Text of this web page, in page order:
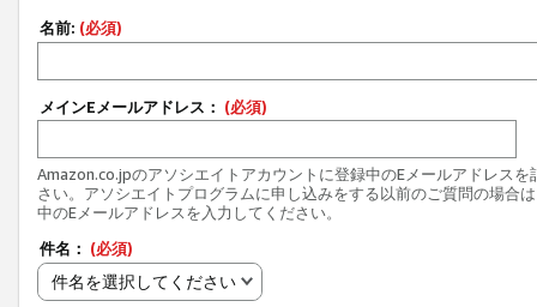
名前: (必須)
メインEメールアドレス： (必須)
Amazon.co.jpのアソシエイトアカウントに登録中のEメールアドレスを
さい。アソシエイトプログラムに申し込みをする以前のご質問の場合
中のEメールアドレスを入力してください。
件名： (必須)
件名を選択してください